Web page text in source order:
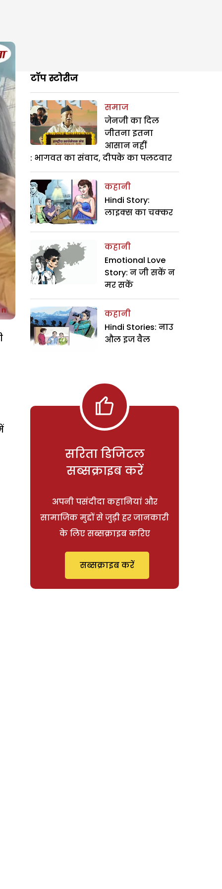
टॉप स्टोरीज
समाज
जेनजी का दिल
जीतना इतना
आसान नहीं
: भागवत का संवाद, दीपके का पलटवार
कहानी
Hindi Story:
लाइक्स का चक्कर
कहानी
Emotional Love
Story: न जी सकें न
मर सकें
कहानी
Hindi Stories: नाउ
औल इज वैल
सरिता डिजिटल
सब्सक्राइब करें
अपनी पसंदीदा कहानियां और
सामाजिक मुद्दों से जुड़ी हर जानकारी
के लिए सब्सक्राइब करिए
सब्सक्राइब करें